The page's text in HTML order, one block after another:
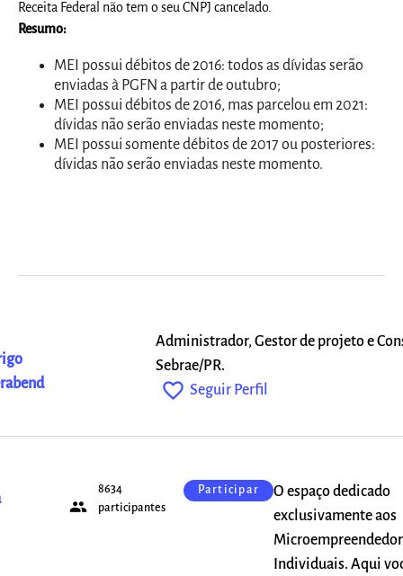
Receita Federal não tem o seu CNPJ cancelado.
Resumo:
MEI possui débitos de 2016: todos as dívidas serão
enviadas à PGFN a partir de outubro;
MEI possui débitos de 2016, mas parcelou em 2021:
dívidas não serão enviadas neste momento;
MEI possui somente débitos de 2017 ou posteriores:
dívidas não serão enviadas neste momento.
Administrador, Gestor de projeto e
Sebrae/PR.
favorite_outline Seguir Perfil
people
8634
participantes
Participar
O espaço dedicado
exclusivamente aos
Individuais. Aqui